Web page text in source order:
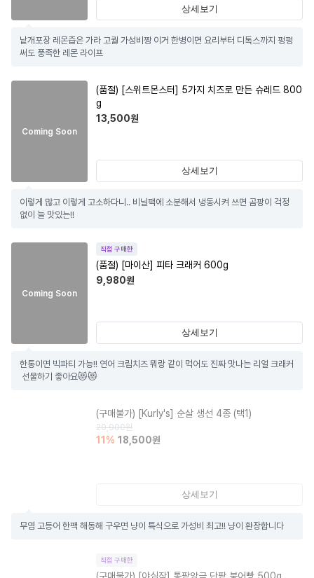
상세보기
낱개포장 레몬즙은 가라 고퀄 가성비짱 이거 한병이면 요리부터 디톡스까지 펑펑
써도 풍족한 레몬 라이프
Coming Soon
(품절) [스위트몬스터] 5가지 치즈로 만든 슈레드 800
g
13,500원
상세보기
이렇게 많고 이렇게 고소하다니.. 비닐팩에 소분해서 냉동시켜 쓰면 곰팡이 걱정
없이 늘 맛있는!!
Coming Soon
직접 구매한
(품절) [마이산] 피타 크래커 600g
9,980원
상세보기
한통이면 빅파티 가능!! 연어 크림치즈 뭐랑 같이 먹어도 진짜 맛나는 리얼 크래커
선물하기 좋아요😻😻
(구매불가) [Kurly's] 순살 생선 4종 (택1)
20,900원
11 % 18,500원
상세보기
무염 고등어 한팩 해동해 구우면 냥이 특식으로 가성비 최고!! 냥이 환장합니다
직접 구매한